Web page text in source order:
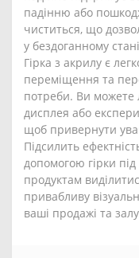
падінню або
чиститься, що
у бездоганному
Гірка з акрилу є
переміщення та
потреби. Ви можете
дисплея або
щоб привернути
Підсилить
допомогою гірки
продуктам
привабливу
ваші продажі та